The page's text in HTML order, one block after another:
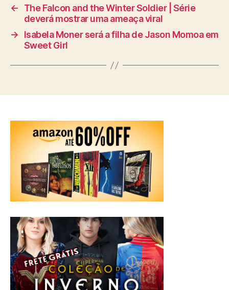
←
The Falcon and the Winter Soldier | Série
deverá mostrar uma ameaça viral
→
Isabela Moner será a filha de Jason Momoa em
Sweet Girl